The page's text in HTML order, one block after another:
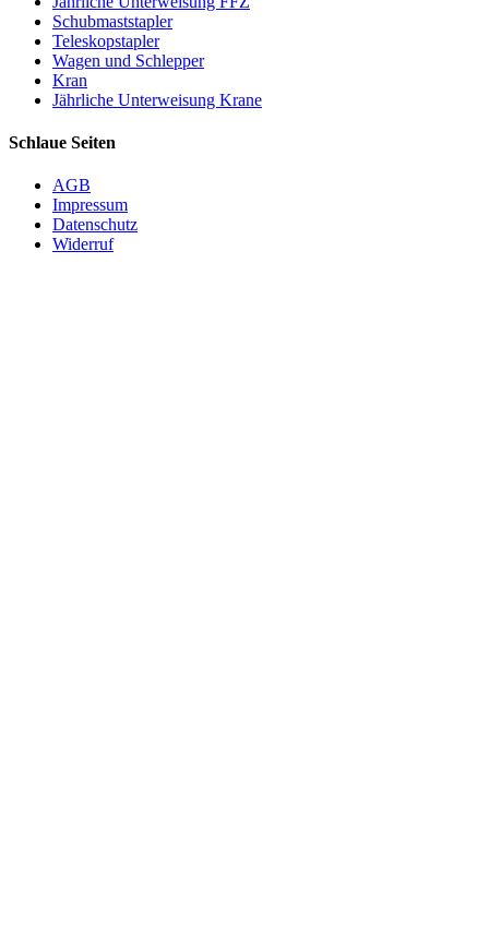
Schubmaststapler
Teleskopstapler
Wagen und Schlepper
Kran
Jährliche Unterweisung Krane
Schlaue Seiten
AGB
Impressum
Datenschutz
Widerruf